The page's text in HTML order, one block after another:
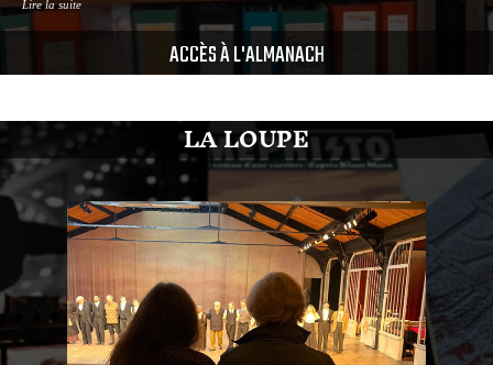
Lire la suite
ACCÈS À L'ALMANACH
LA LOUPE